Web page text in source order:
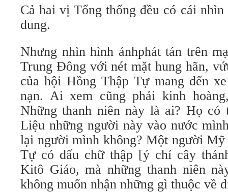
Cả hai vị Tổng thống đều có cái
dung.
Nhưng nhìn hình ảnhphát tán trên
Trung Đông với nét mặt hung hãn,
của hội Hồng Thập Tự mang đến
nạn. Ai xem cũng phải kinh
Những thanh niên này là ai? Họ có
Liệu những người này vào nước
lại người mình không? Một người Mỹ
Tự có dấu chữ thập [ý chỉ cây
Kitô Giáo, mà những thanh niên
không muốn nhận những gì thuộc về